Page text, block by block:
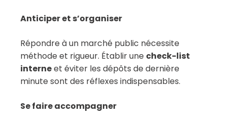
Anticiper et s’organiser
Répondre à un marché public nécessite
méthode et rigueur. Établir une check-list
interneet éviter les dépôts de dernière
minute sont des réflexes indispensables.
Se faire accompagner